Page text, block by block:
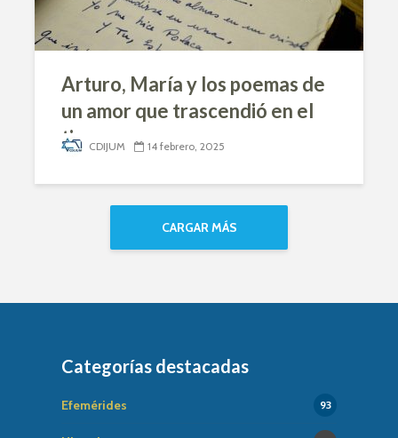
Arturo, María y los poemas de
un amor que trascendió en el
tiempo
CDIJUM 14 febrero, 2025
CARGAR MÁS
Categorías destacadas
Efemérides 93